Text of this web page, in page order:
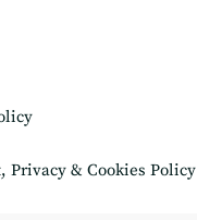
Privacy & Cookies Policy